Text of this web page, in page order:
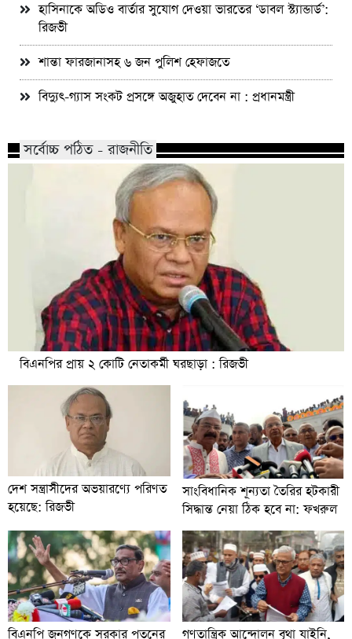
হাসিনাকে অডিও বার্তার সুযোগ দেওয়া ভারতের ‘ডাবল স্ট্যান্ডার্ড’:
রিজভী
শান্তা ফারজানাসহ ৬ জন পুলিশ হেফাজতে
বিদ্যুৎ-গ্যাস সংকট প্রসঙ্গে অজুহাত দেবেন না : প্রধানমন্ত্রী
সর্বোচ্চ পঠিত - রাজনীতি
বিএনপির প্রায় ২ কোটি নেতাকর্মী ঘরছাড়া : রিজভী
দেশ সন্ত্রাসীদের অভয়ারণ্যে পরিণত
হয়েছে: রিজভী
সাংবিধানিক শূন্যতা তৈরির হটকারী
সিদ্ধান্ত নেয়া ঠিক হবে না: ফখরুল
বিএনপি জনগণকে সরকার পতনের
গণতান্ত্রিক আন্দোলন বৃথা যাইনি,